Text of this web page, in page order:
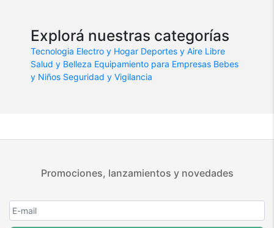
Explorá nuestras categorías
Tecnologia Electro y Hogar Deportes y Aire Libre
Salud y Belleza Equipamiento para Empresas Bebes
y Niños Seguridad y Vigilancia
Promociones, lanzamientos y novedades